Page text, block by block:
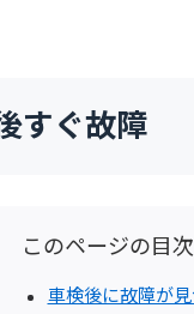
すぐ故障
このページの目次
車検後に故障が